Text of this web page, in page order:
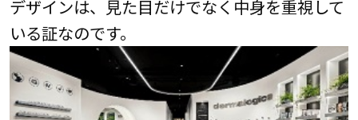
デザインは、見た目だけでなく中身を重視して
いる証なのです。